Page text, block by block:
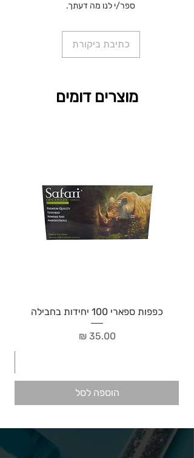
ספר/י לנו מה דעתך.
כתיבת ביקורת
מוצרים דומים
כפפות ספארי 100 יחידות בחבילה
מחיר‏35.00 ‏₪
הוספה לסל